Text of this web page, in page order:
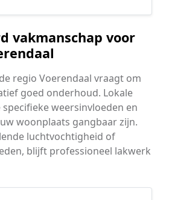
vakmanschap voor
regio Voerendaal vraagt om
goed onderhoud. Lokale
weersinvloeden en
woonplaats gangbaar zijn.
luchtvochtigheid of
blijft professioneel lakwerk